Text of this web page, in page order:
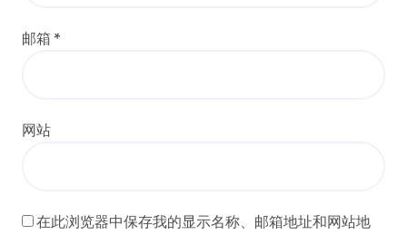
邮箱 *
网站
在此浏览器中保存我的显示名称、邮箱地址和网站地